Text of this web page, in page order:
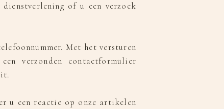
of u een verzoek
Met het versturen
verzonden contactformulier
u een reactie op onze artikelen